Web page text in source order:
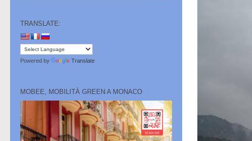
TRANSLATE:
Powered by Translate
MOBEE, MOBILITÀ GREEN A MONACO